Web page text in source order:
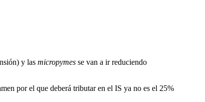
y las micropymes se van a ir reduciendo
por el que deberá tributar en el IS ya no es el 25%